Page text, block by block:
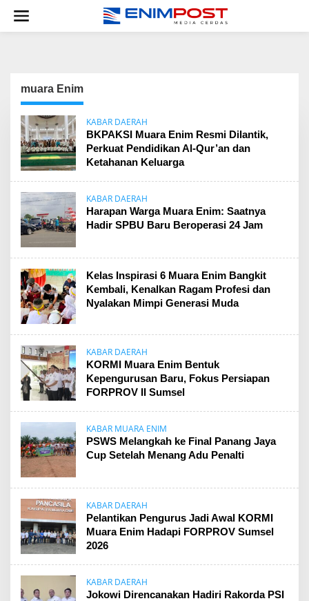
konten
muara Enim
KABAR DAERAH
BKPAKSI Muara Enim Resmi Dilantik,
Perkuat Pendidikan Al-Qur’an dan
Ketahanan Keluarga
KABAR DAERAH
Harapan Warga Muara Enim: Saatnya
Hadir SPBU Baru Beroperasi 24 Jam
Kelas Inspirasi 6 Muara Enim Bangkit
Kembali, Kenalkan Ragam Profesi dan
Nyalakan Mimpi Generasi Muda
KABAR DAERAH
KORMI Muara Enim Bentuk
Kepengurusan Baru, Fokus Persiapan
FORPROV II Sumsel
KABAR MUARA ENIM
PSWS Melangkah ke Final Panang Jaya
Cup Setelah Menang Adu Penalti
KABAR DAERAH
Pelantikan Pengurus Jadi Awal KORMI
Muara Enim Hadapi FORPROV Sumsel
2026
KABAR DAERAH
Jokowi Direncanakan Hadiri Rakorda PSI